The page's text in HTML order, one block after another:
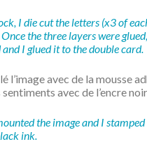
I die cut the letters (x3 of
the three layers were
I glued it to the double card.
l’image avec de la mousse
sentiments avec de l’encre
the image and I stamped
ink.